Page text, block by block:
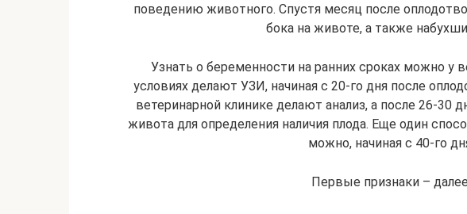
поведению животного. Спустя месяц после
бока на животе, а также
Узнать о беременности на ранних сроках можно у
условиях делают УЗИ, начиная с 20-го дня после
ветеринарной клинике делают анализ, а после 26-30
живота для определения наличия плода. Еще один
можно, начиная с 40-го
Первые признаки –